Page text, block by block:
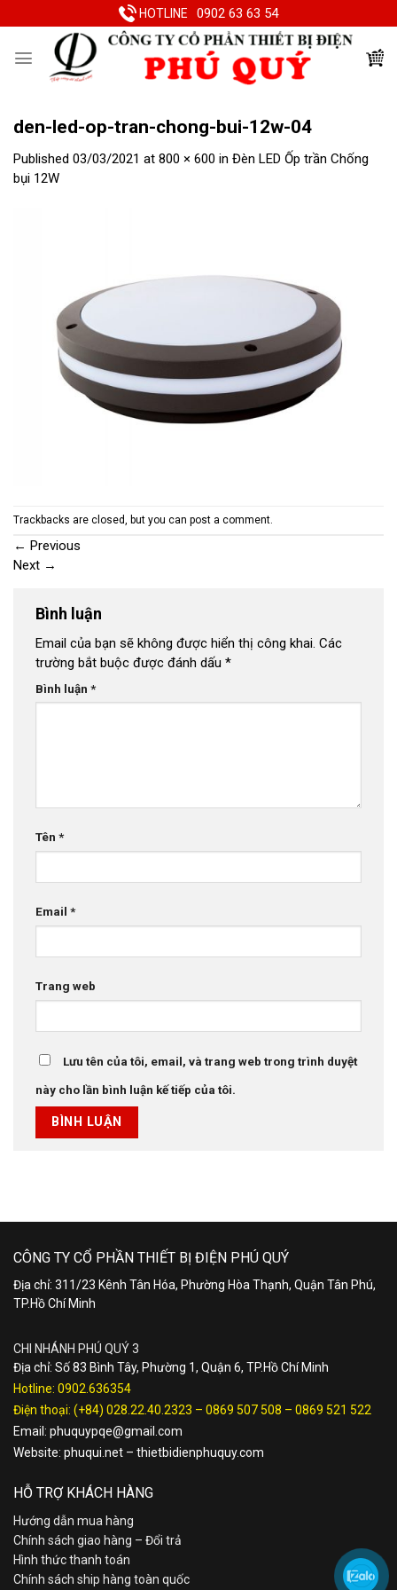
to
HOTLINE 0902 63 63 54
den-led-op-tran-chong-bui-12w-04
Published 03/03/2021 at 800 × 600 in Đèn LED Ốp trần Chống
bụi 12W
Trackbacks are closed, but you can post a comment.
← Previous
Next →
Bình luận
Email của bạn sẽ không được hiển thị công khai. Các
trường bắt buộc được đánh dấu *
Bình luận *
Tên *
Email *
Trang web
Lưu tên của tôi, email, và trang web trong trình duyệt
này cho lần bình luận kế tiếp của tôi.
CÔNG TY CỔ PHẦN THIẾT BỊ ĐIỆN PHÚ QUÝ
Địa chỉ: 311/23 Kênh Tân Hóa, Phường Hòa Thạnh, Quận Tân Phú,
TP.Hồ Chí Minh
CHI NHÁNH PHÚ QUÝ 3
Địa chỉ: Số 83 Bình Tây, Phường 1, Quận 6, TP.Hồ Chí Minh
Hotline: 0902.636354
Điện thoại: (+84) 028.22.40.2323 – 0869 507 508 – 0869 521 522
Email: phuquypqe@gmail.com
Website: phuqui.net – thietbidienphuquy.com
HỖ TRỢ KHÁCH HÀNG
Hướng dẫn mua hàng
Chính sách giao hàng – Đổi trả
Hình thức thanh toán
Chính sách ship hàng toàn quốc